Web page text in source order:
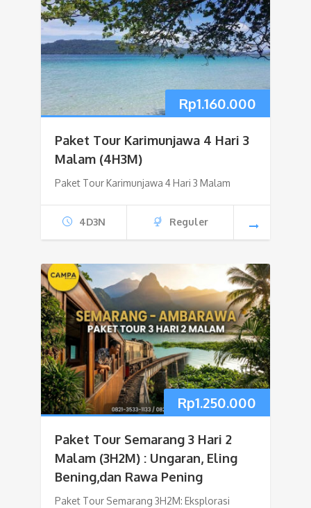
Rp1.160.000
Paket Tour Karimunjawa 4 Hari 3
Malam (4H3M)
Paket Tour Karimunjawa 4 Hari 3 Malam
4D3N Reguler
Rp1.250.000
Paket Tour Semarang 3 Hari 2
Malam (3H2M) : Ungaran, Eling
Bening,dan Rawa Pening
Paket Tour Semarang 3H2M: Eksplorasi